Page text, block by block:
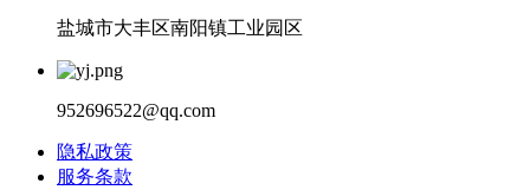
盐城市大丰区南阳镇工业园区
952696522@qq.com
隐私政策
服务条款